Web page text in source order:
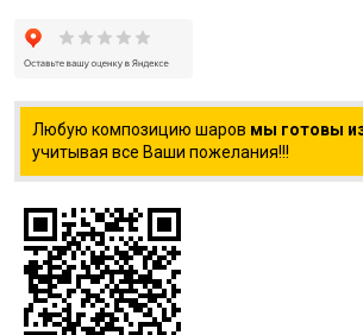
Любую композицию шаров мы готовы
учитывая все Ваши пожелания!!!